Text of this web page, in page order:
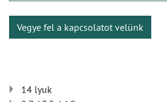
Vegye fel a kapcsolatot velünk
14 lyuk